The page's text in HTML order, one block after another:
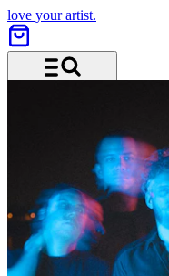
love your artist.